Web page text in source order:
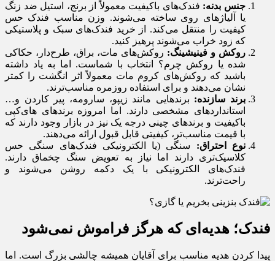
جنس بدنه: فندک‌های باکیفیت معمولاً از برنج، استیل ضد زنگ
یا آلیاژهای روی ساخته می‌شوند. وزن مناسب فندک حس
کیفیت را منتقل می‌کند. از خرید فندک‌های سبک و پلاستیکی
که زود خراب می‌شوند پرهیز کنید.
روکش و فینیشینگ: روکش‌های مات، براق، طرح‌دار، حکاکی
شده یا روکش چرم؟ انتخاب با شماست. اما به یاد داشته
باشید که روکش‌های کروم مات معمولاً اثر انگشت را کمتر
نشان می‌دهند و برای استفاده روزمره مناسب‌ترند.
برند سازنده: برندهایی مانند زیپو، سارومه، پیر کاردن و…
استانداردهای مشخصی دارند. اما امروزه برندهای های‌کپی
باکیفیت و برندهای چینی درجه یک نیز در بازار وجود دارند که
با قیمت مناسب‌تر، کیفیتی قابل قبول ارائه می‌دهند.
نوع احتراق: سنگی (یا الکترونیکی فندک‌های سنگی حس
کلاسیک‌تری دارند اما نیاز به تعویض سنگ چخماق دارند.
فندک‌های الکترونیکی با یک دکمه روشن می‌شوند و
راحت‌ترند.
فندک؛ هدیه‌ای که هرگز فراموش نمی‌شود
پیدا کردن هدیه مناسب برای آقایان همیشه چالشی بزرگ است. اما